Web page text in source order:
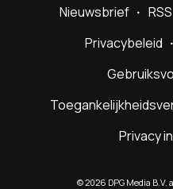
Nieuwsbrief RSS
Privacybeleid
Privacy
©2026 DPG Media